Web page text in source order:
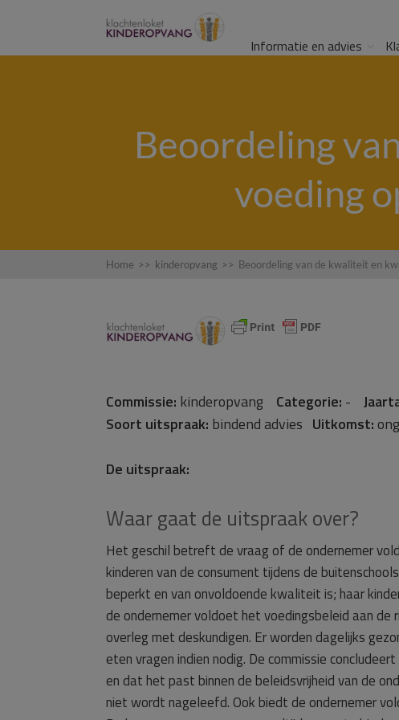
Informatie en advies
Beoordeling
voeding
Home >> kinderopvang >> Beoordeling van de kwaliteit en
Commissie: kinderopvang Categorie: -
Soort uitspraak: bindend advies Uitkomst:
De uitspraak:
Waar gaat de uitspraak over?
Het geschil betreft de vraag of de ondernemer
kinderen van de consument tijdens de
beperkt en van onvoldoende kwaliteit is; haar
de ondernemer voldoet het voedingsbeleid aan de
overleg met deskundigen. Er worden dagelijks
eten vragen indien nodig. De commissie
en dat het past binnen de beleidsvrijheid van de
niet wordt nageleefd. Ook biedt de ondernemer